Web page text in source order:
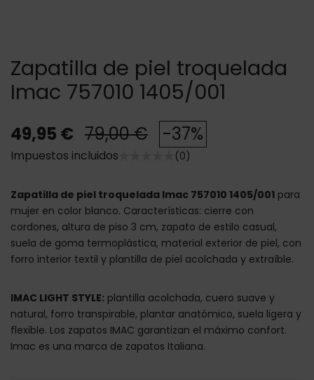
Zapatilla de piel troquelada
Imac 757010 1405/001
49,95 € 79,00 € -37%
Impuestos incluidos (0)
Zapatilla de piel troquelada Imac 757010 1405/001 para
mujer en color blanco. Características: cierre con
cordones, altura de piso 3 cm, zapato de estilo casual,
suela de goma termoplástica, material exterior de piel, con
forro interior textil y plantilla de piel acolchada y extraíble.
IMAC LIGHT STYLE: plantilla acolchada, cuero suave y
natural, forro transpirable, plantar anatómico, suela ligera y
flexible. Los zapatos IMAC garantizan el máximo confort.
Imac es una marca de zapatos Italiana.